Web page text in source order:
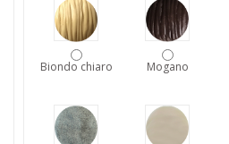
Biondo chiaro Mogano